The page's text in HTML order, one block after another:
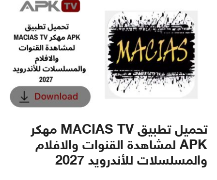
تحميل تطبيق MACIAS TV مهكر
APK لمشاهدة القنوات والافلام
والمسلسلات للأندرويد 2027